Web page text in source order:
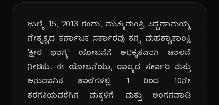
ಜುಲೈ 15, 2013 ರಂದು, ಮುಖ್ಯಮಂತ್ರಿ ಸಿದ್ದರಾಮಯ್ಯ
ನೇತೃತ್ವದ ಕರ್ನಾಟಕ ಸರ್ಕಾರವು ತನ್ನ ಮಹತ್ವಾಕಾಂಕ್ಷಿ
'ಕ್ಷೀರ ಭಾಗ್ಯ' ಯೋಜನೆಗೆ ಅಧಿಕೃತವಾಗಿ ಚಾಲನೆ
ನೀಡಿತು. ಈ ಯೋಜನೆಯು, ರಾಜ್ಯದ ಸರ್ಕಾರಿ ಮತ್ತು
ಅನುದಾನಿತ ಶಾಲೆಗಳಲ್ಲಿ 1 ರಿಂದ 10ನೇ
ತರಗತಿಯವರೆಗಿನ ಮಕ್ಕಳಿಗೆ ಮತ್ತು ಅಂಗನವಾಡಿ